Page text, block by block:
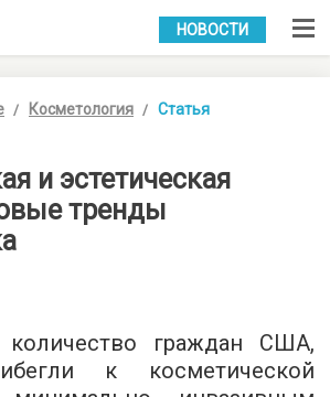
УКР РУС
НОВОСТИ
Косметология Статья
и эстетическая
тренды
граждан США,
к косметической